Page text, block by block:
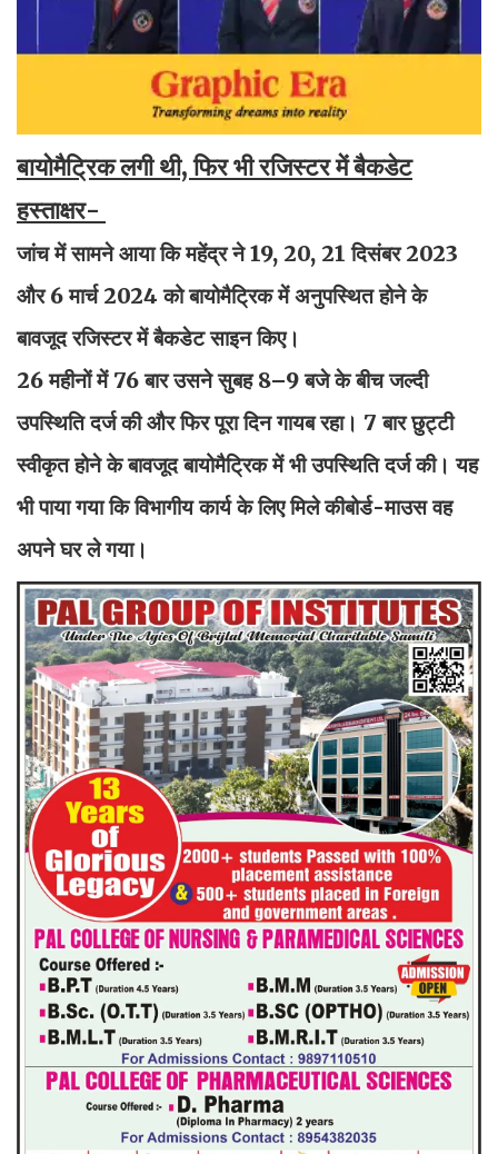
बायोमैट्रिक लगी थी, फिर भी रजिस्टर में बैकडेट
हस्ताक्षर-
जांच में सामने आया कि महेंद्र ने 19, 20, 21 दिसंबर 2023
और 6 मार्च 2024 को बायोमैट्रिक में अनुपस्थित होने के
बावजूद रजिस्टर में बैकडेट साइन किए।
26 महीनों में 76 बार उसने सुबह 8–9 बजे के बीच जल्दी
उपस्थिति दर्ज की और फिर पूरा दिन गायब रहा। 7 बार छुट्टी
स्वीकृत होने के बावजूद बायोमैट्रिक में भी उपस्थिति दर्ज की। यह
भी पाया गया कि विभागीय कार्य के लिए मिले कीबोर्ड-माउस वह
अपने घर ले गया।